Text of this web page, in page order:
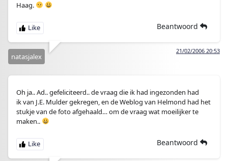
Haag.
Beantwoord
21/02/2006 20:53
natasjalex
Oh ja.. Ad.. gefeliciteerd.. de vraag die ik had ingezonden had
ik van J.E. Mulder gekregen, en de Weblog van Helmond had het
stukje van de foto afgehaald… om de vraag wat moeilijker te
maken..
Beantwoord